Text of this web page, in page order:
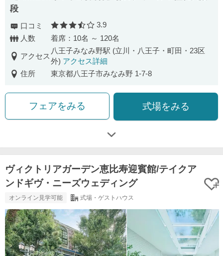
段
口コミ 口コミ評価
3.9
人数
着席：10名 ～ 120名
アクセス
八王子みなみ野駅 (立川・八王子・町田・23区
外) アクセス詳細
住所
東京都八王子市みなみ野 1-7-8
フェアをみる 式場をみる
ヴィクトリアガーデン恵比寿迎賓館/テイクア
ンドギヴ・ニーズウェディング
オンライン見学可能 式場・ゲストハウス